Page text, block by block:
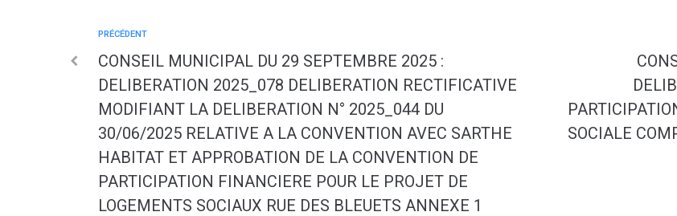
PRÉCÉDENT
CONSEIL MUNICIPAL DU 29 SEPTEMBRE 2025 :
DELIBERATION 2025_078 DELIBERATION RECTIFICATIVE
MODIFIANT LA DELIBERATION N° 2025_044 DU
30/06/2025 RELATIVE A LA CONVENTION AVEC SARTHE
HABITAT ET APPROBATION DE LA CONVENTION DE
PARTICIPATION FINANCIERE POUR LE PROJET DE
LOGEMENTS SOCIAUX RUE DES BLEUETS ANNEXE 1
SOCIALE